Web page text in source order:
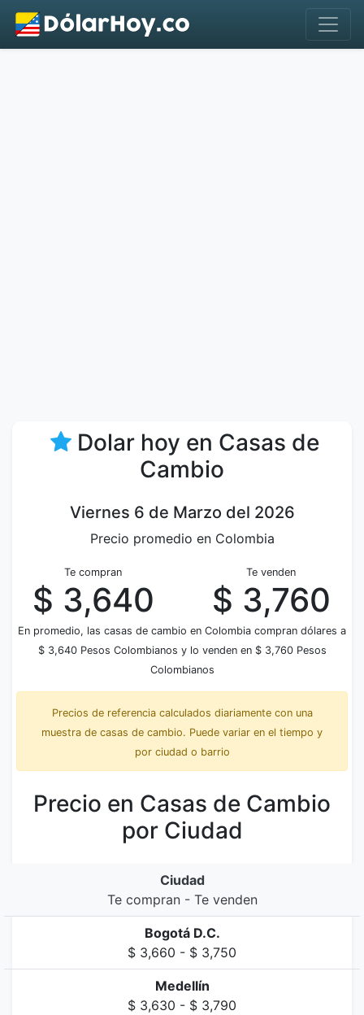
Dolar hoy en Casas de
Cambio
Viernes 6 de Marzo del 2026
Precio promedio en Colombia
Te compran
$ 3,640
Te venden
$ 3,760
En promedio, las casas de cambio en Colombia compran dólares a
$ 3,640 Pesos Colombianos y lo venden en $ 3,760 Pesos
Colombianos
Precios de referencia calculados diariamente con una
muestra de casas de cambio. Puede variar en el tiempo y
por ciudad o barrio
Precio en Casas de Cambio
por Ciudad
Ciudad
Te compran - Te venden
Bogotá D.C.
$ 3,660 - $ 3,750
Medellín
$ 3,630 - $ 3,790